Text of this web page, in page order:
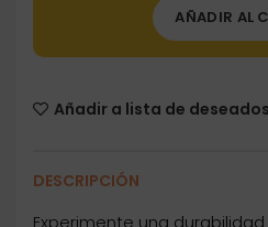
AÑADIR AL
Añadir a lista de deseados
DESCRIPCIÓN